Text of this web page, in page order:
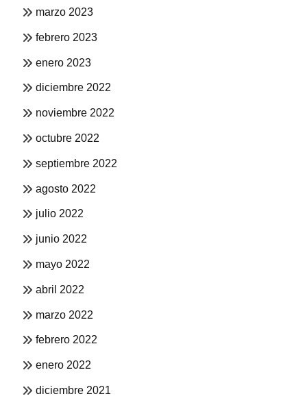
marzo 2023
febrero 2023
enero 2023
diciembre 2022
noviembre 2022
octubre 2022
septiembre 2022
agosto 2022
julio 2022
junio 2022
mayo 2022
abril 2022
marzo 2022
febrero 2022
enero 2022
diciembre 2021